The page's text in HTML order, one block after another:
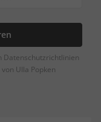
Datenschutzrichtlinien
Ulla Popken